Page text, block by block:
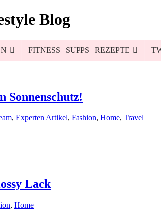
Blog
FITNESS | SUPPS | REZEPTE
Sonnenschutz!
, Experten Artikel, Fashion, Home, Travel
Lack
, Home